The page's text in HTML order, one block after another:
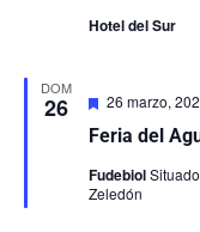
Hotel del Sur
DOM
26
Feria del
Destacado
26 marzo,
Fudebiol
Zeledón